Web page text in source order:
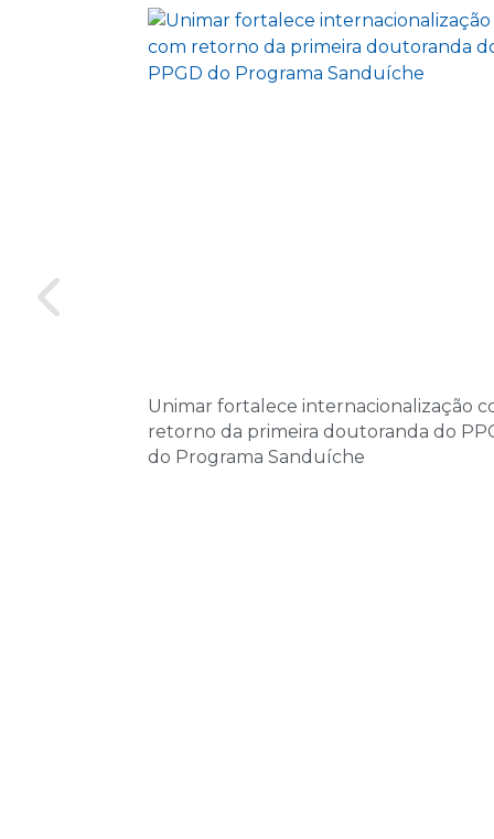
Unimar fortalece internacionalização
retorno da primeira doutoranda do
do Programa Sanduíche